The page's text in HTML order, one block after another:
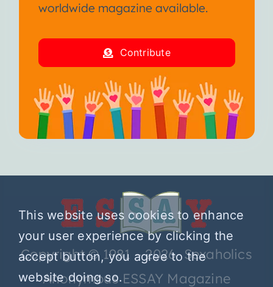
worldwide magazine available.
Contribute
Copyright © 1981 – 2026 Sexaholics
Anonymous ESSAY Magazine
This website uses cookies to enhance
your user experience by clicking the
accept button, you agree to the
website doing so.